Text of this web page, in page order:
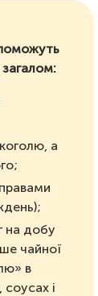
загалом:
а
на добу
чайної
в
і